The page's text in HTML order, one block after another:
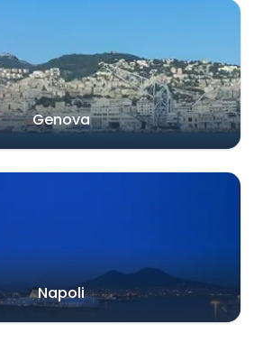
Genova
Napoli